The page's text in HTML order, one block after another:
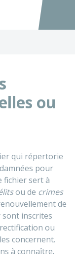
Accéder
ou
qui répertorie
pour
fichier sert à
ou de crimes
de
sont inscrites
ou
concernent.
à connaître.